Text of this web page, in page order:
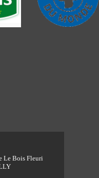
Le Bois Fleuri